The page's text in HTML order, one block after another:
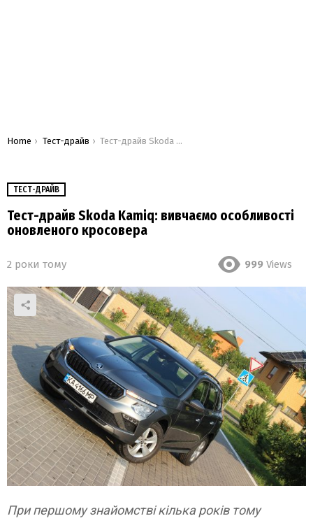
You are here:
Home Тест-драйв Тест-драйв Skoda Kamiq: вивчаємо особливості оновленого кросовера
ТЕСТ-ДРАЙВ
Тест-драйв Skoda Kamiq: вивчаємо особливості
оновленого кросовера
2 роки тому 999 Views
При першому знайомстві кілька років тому